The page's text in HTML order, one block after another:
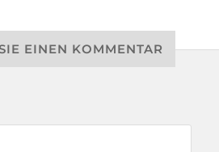
EINEN KOMMENTAR